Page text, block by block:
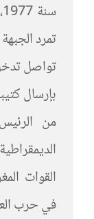
تمرد
بإرسال
من
القوات
في حرب